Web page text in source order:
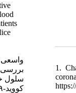
واسعی
بررسی
سلول
1.